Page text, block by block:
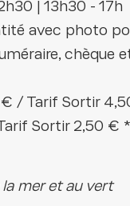
| 13h30 - 17h
avec photo
chèque
€ / Tarif Sortir
Sortir 2,50 €
la mer et au vert